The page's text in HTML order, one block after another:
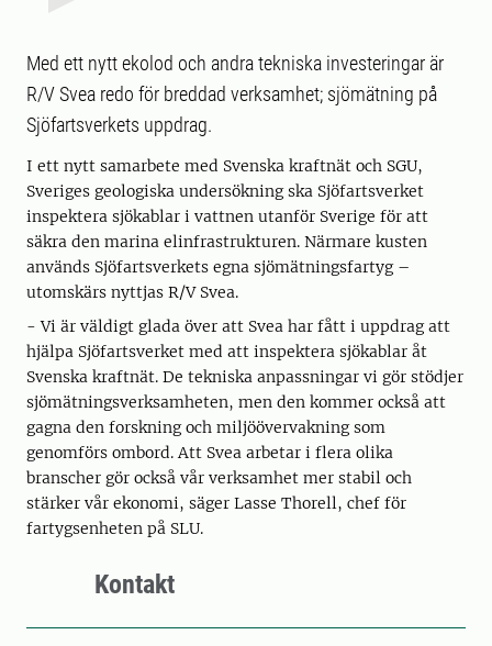
Med ett nytt ekolod och andra tekniska investeringar är
R/V Svea redo för breddad verksamhet; sjömätning på
Sjöfartsverkets uppdrag.
I ett nytt samarbete med Svenska kraftnät och SGU,
Sveriges geologiska undersökning ska Sjöfartsverket
inspektera sjökablar i vattnen utanför Sverige för att
säkra den marina elinfrastrukturen. Närmare kusten
används Sjöfartsverkets egna sjömätningsfartyg –
utomskärs nyttjas R/V Svea.
- Vi är väldigt glada över att Svea har fått i uppdrag att
hjälpa Sjöfartsverket med att inspektera sjökablar åt
Svenska kraftnät. De tekniska anpassningar vi gör stödjer
sjömätningsverksamheten, men den kommer också att
gagna den forskning och miljöövervakning som
genomförs ombord. Att Svea arbetar i flera olika
branscher gör också vår verksamhet mer stabil och
stärker vår ekonomi, säger Lasse Thorell, chef för
fartygsenheten på SLU.
Kontakt